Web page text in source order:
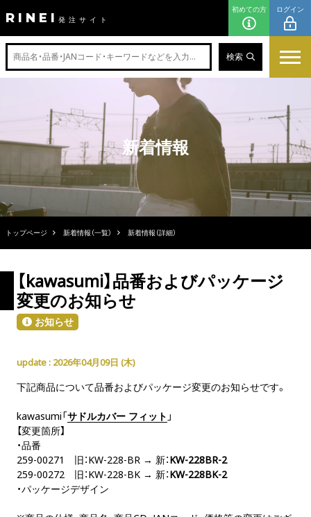
RINEI 発注サイト
初めての方 ログイン
検索
新着情報
トップページ 新着情報（一覧） 新着情報（詳細）
【kawasumi】品番およびパッケージ
変更のお知らせ
お知らせ
2026年04月09日 (木)
下記商品について品番およびパッケージ変更のお知らせです。
kawasumi「サドルカバー フィット 」
【変更箇所】
・品番
259-00271 旧：KW-228-BR → 新：KW-228BR-2
259-00272 旧：KW-228-BK → 新：KW-228BK-2
・パッケージデザイン